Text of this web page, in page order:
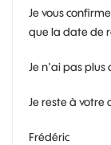
Je vous
que la date de
Je n'ai pas plus
Je reste à votre
Frédéric